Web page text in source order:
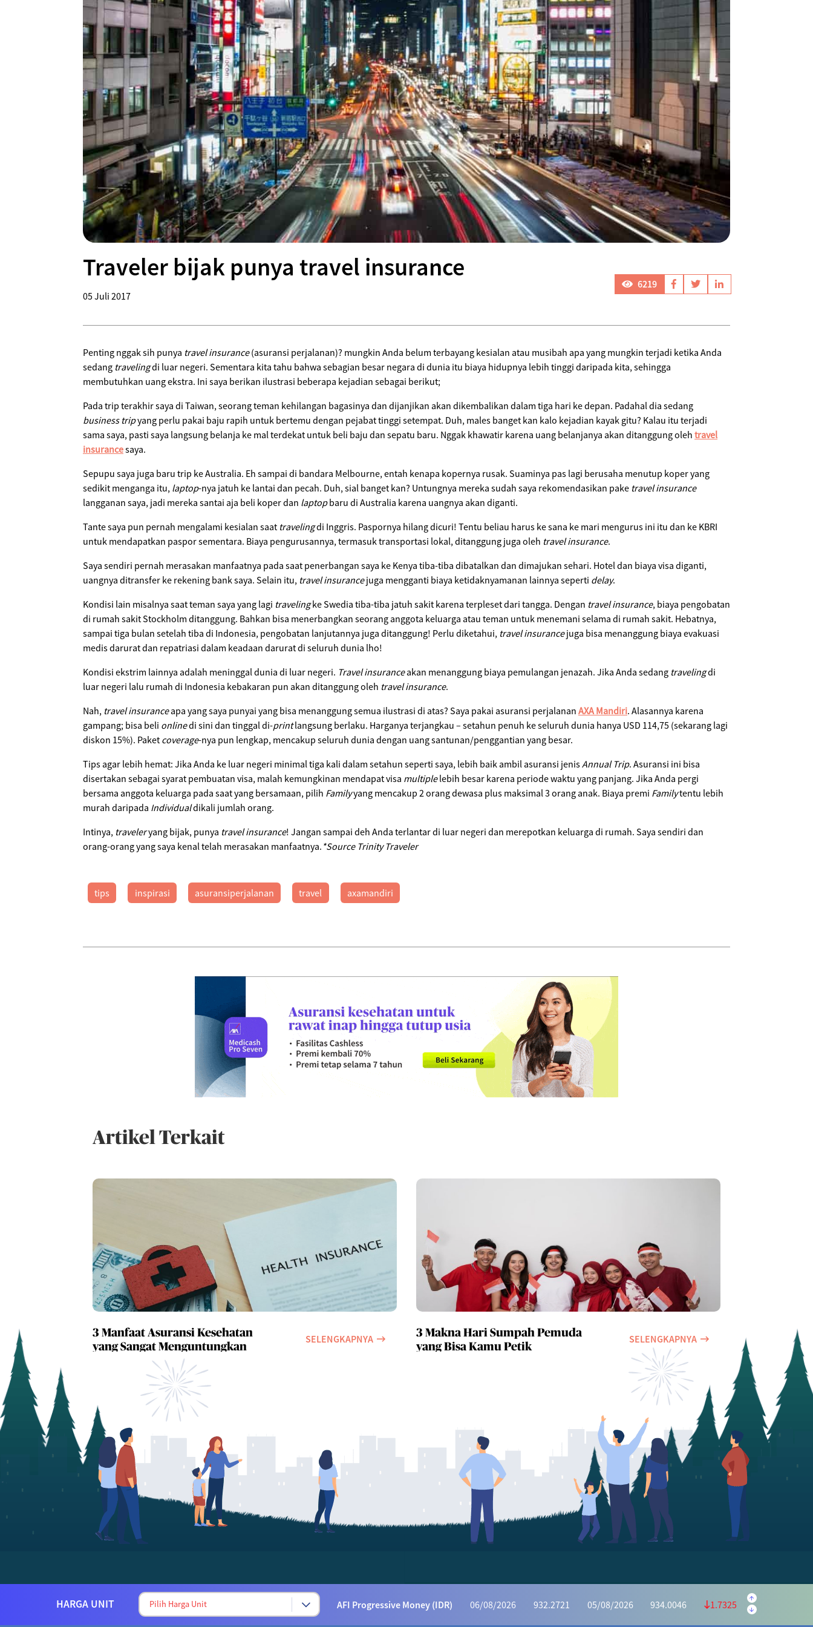
Traveler bijak punya travel insurance
05 Juli 2017
6219
Penting nggak sih punya travel insurance(asuransi perjalanan)? mungkin Anda belum terbayang kesialan atau musibah apa yang mungkin terjadi ketika Anda
sedang travelingdi luar negeri. Sementara kita tahu bahwa sebagian besar negara di dunia itu biaya hidupnya lebih tinggi daripada kita, sehingga
membutuhkan uang ekstra. Ini saya berikan ilustrasi beberapa kejadian sebagai berikut;
Pada trip terakhir saya di Taiwan, seorang teman kehilangan bagasinya dan dijanjikan akan dikembalikan dalam tiga hari ke depan. Padahal dia sedang
business tripyang perlu pakai baju rapih untuk bertemu dengan pejabat tinggi setempat. Duh, males banget kan kalo kejadian kayak gitu? Kalau itu terjadi
sama saya, pasti saya langsung belanja ke mal terdekat untuk beli baju dan sepatu baru. Nggak khawatir karena uang belanjanya akan ditanggung oleh travel
insurancesaya.
Sepupu saya juga baru trip ke Australia. Eh sampai di bandara Melbourne, entah kenapa kopernya rusak. Suaminya pas lagi berusaha menutup koper yang
sedikit menganga itu, laptop-nya jatuh ke lantai dan pecah. Duh, sial banget kan? Untungnya mereka sudah saya rekomendasikan pake travel insurance
langganan saya, jadi mereka santai aja beli koper dan laptopbaru di Australia karena uangnya akan diganti.
Tante saya pun pernah mengalami kesialan saat travelingdi Inggris. Paspornya hilang dicuri! Tentu beliau harus ke sana ke mari mengurus ini itu dan ke KBRI
untuk mendapatkan paspor sementara. Biaya pengurusannya, termasuk transportasi lokal, ditanggung juga oleh travel insurance.
Saya sendiri pernah merasakan manfaatnya pada saat penerbangan saya ke Kenya tiba-tiba dibatalkan dan dimajukan sehari. Hotel dan biaya visa diganti,
uangnya ditransfer ke rekening bank saya. Selain itu, travel insurancejuga mengganti biaya ketidaknyamanan lainnya seperti delay.
Kondisi lain misalnya saat teman saya yang lagi travelingke Swedia tiba-tiba jatuh sakit karena terpleset dari tangga. Dengan travel insurance, biaya pengobatan
di rumah sakit Stockholm ditanggung. Bahkan bisa menerbangkan seorang anggota keluarga atau teman untuk menemani selama di rumah sakit. Hebatnya,
sampai tiga bulan setelah tiba di Indonesia, pengobatan lanjutannya juga ditanggung! Perlu diketahui, travel insurancejuga bisa menanggung biaya evakuasi
medis darurat dan repatriasi dalam keadaan darurat di seluruh dunia lho!
Kondisi ekstrim lainnya adalah meninggal dunia di luar negeri. Travel insuranceakan menanggung biaya pemulangan jenazah. Jika Anda sedang travelingdi
luar negeri lalu rumah di Indonesia kebakaran pun akan ditanggung oleh travel insurance.
Nah, travel insuranceapa yang saya punyai yang bisa menanggung semua ilustrasi di atas? Saya pakai asuransi perjalanan AXA Mandiri. Alasannya karena
gampang; bisa beli onlinedi sini dan tinggal di-printlangsung berlaku. Harganya terjangkau – setahun penuh ke seluruh dunia hanya USD 114,75 (sekarang lagi
diskon 15%). Paket coverage-nya pun lengkap, mencakup seluruh dunia dengan uang santunan/penggantian yang besar.
Tips agar lebih hemat: Jika Anda ke luar negeri minimal tiga kali dalam setahun seperti saya, lebih baik ambil asuransi jenisAnnual Trip. Asuransi ini bisa
disertakan sebagai syarat pembuatan visa, malah kemungkinan mendapat visa multiplelebih besar karena periode waktu yang panjang. Jika Anda pergi
bersama anggota keluarga pada saat yang bersamaan, pilih Familyyang mencakup 2 orang dewasa plus maksimal 3 orang anak. Biaya premi Familytentu lebih
murah daripada Individualdikali jumlah orang.
Intinya, traveleryang bijak, punya travel insurance! Jangan sampai deh Anda terlantar di luar negeri dan merepotkan keluarga di rumah. Saya sendiri dan
orang-orang yang saya kenal telah merasakan manfaatnya. *Source Trinity Traveler
tips inspirasi asuransiperjalanan travel axamandiri
Artikel Terkait
3 Manfaat Asuransi Kesehatan
yang Sangat Menguntungkan
SELENGKAPNYA
3 Makna Hari Sumpah Pemuda
yang Bisa Kamu Petik
SELENGKAPNYA
HARGA UNIT
Syariah Progressive (IDR) 06/08/2026 05/08/2026 223.5595 0.9950
AFI Secure Money (IDR) 06/08/2026 415.6628 05/08/2026 415.2975 0.3653